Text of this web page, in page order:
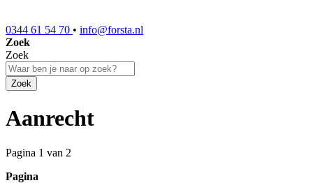
0344 61 54 70 • info@forsta.nl
Zoek
Zoek
Zoek
Aanrecht
Pagina 1 van 2
Pagina